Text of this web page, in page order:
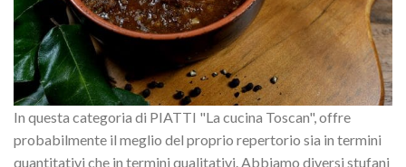
In questa categoria di PIATTI "La cucina Toscan", offre
probabilmente il meglio del proprio repertorio sia in termini
quantitativi che in termini qualitativi. Abbiamo diversi stufani